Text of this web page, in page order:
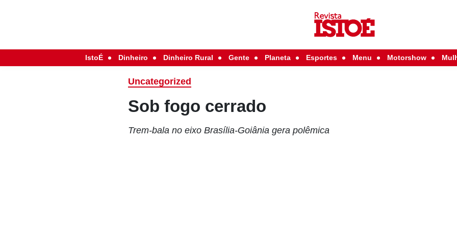
IstoÉ Dinheiro Dinheiro Rural Gente Planeta Esportes Menu Motorshow
Uncategorized
Sob fogo cerrado
Trem-bala no eixo Brasília-Goiânia gera polêmica